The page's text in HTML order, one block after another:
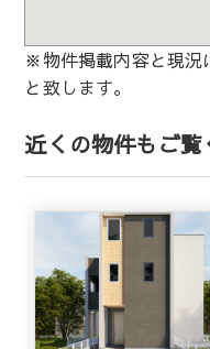
※物件掲載内容と現況
と致します。
近くの物件もご覧